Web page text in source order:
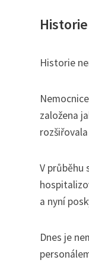
Historie
založena
V průběhu
a nyní
Dnes je